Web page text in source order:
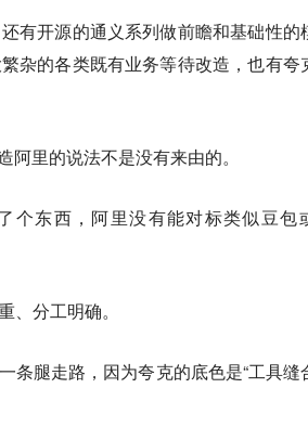
有开源的通义系列做前瞻和基础性的
杂的各类既有业务等待改造，也有夸
里的说法不是没有来由的。
个东西，阿里没有能对标类似豆包
分工明确。
条腿走路，因为夸克的底色是“工具缝